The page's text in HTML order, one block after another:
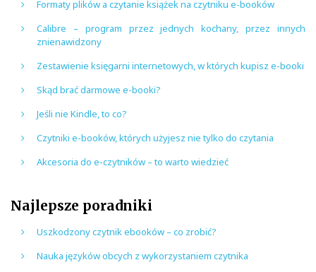
Formaty plików a czytanie książek na czytniku e-booków
Calibre – program przez jednych kochany, przez innych
znienawidzony
Zestawienie księgarni internetowych, w których kupisz e-booki
Skąd brać darmowe e-booki?
Jeśli nie Kindle, to co?
Czytniki e-booków, których użyjesz nie tylko do czytania
Akcesoria do e-czytników – to warto wiedzieć
Najlepsze poradniki
Uszkodzony czytnik ebooków – co zrobić?
Nauka języków obcych z wykorzystaniem czytnika